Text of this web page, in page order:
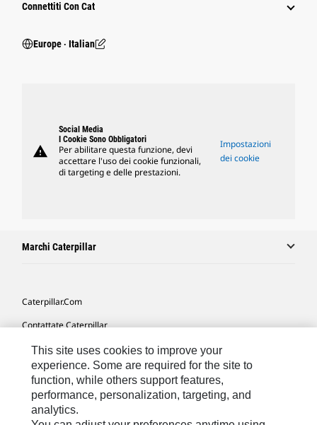
Connettiti Con Cat
Europe ‧ Italian
warning
Social Media
I Cookie Sono Obbligatori
Per abilitare questa funzione, devi
accettare l'uso dei cookie funzionali,
di targeting e delle prestazioni.
Impostazioni
dei cookie
Marchi Caterpillar
Caterpillar.com
Contattate Caterpillar
Le Mie Preferenze Di Marketing
Mappa Del Sito
Cookie Settings
Informazioni Legali
This site uses cookies to improve your
experience. Some are required for the site to
function, while others support features,
performance, personalization, targeting, and
analytics.